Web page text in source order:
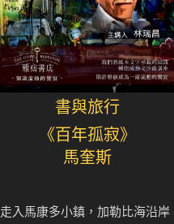
書與旅行
《百年孤寂》
馬奎斯
走入馬康多小鎮，加勒比海沿岸